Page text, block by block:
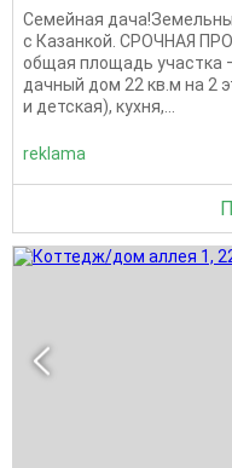
Семейная
с Казанкой. СРОЧНАЯ
общая площадь участка
дачный дом 22 кв.м на 2
и детская), кухня,...
reklama